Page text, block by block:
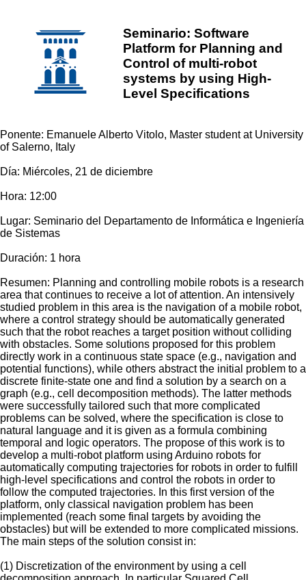
Seminario: Software
Platform for Planning and
Control of multi-robot
systems by using High-
Level Specifications
Ponente: Emanuele Alberto Vitolo, Master student at University
of Salerno, Italy
Día: Miércoles, 21 de diciembre
Hora: 12:00
Lugar: Seminario del Departamento de Informática e Ingeniería
de Sistemas
Duración: 1 hora
Resumen: Planning and controlling mobile robots is a research
area that continues to receive a lot of attention. An intensively
studied problem in this area is the navigation of a mobile robot,
where a control strategy should be automatically generated
such that the robot reaches a target position without colliding
with obstacles. Some solutions proposed for this problem
directly work in a continuous state space (e.g., navigation and
potential functions), while others abstract the initial problem to a
discrete finite-state one and find a solution by a search on a
graph (e.g., cell decomposition methods). The latter methods
were successfully tailored such that more complicated
problems can be solved, where the specification is close to
natural language and it is given as a formula combining
temporal and logic operators. The propose of this work is to
develop a multi-robot platform using Arduino robots for
automatically computing trajectories for robots in order to fulfill
high-level specifications and control the robots in order to
follow the computed trajectories. In this first version of the
platform, only classical navigation problem has been
implemented (reach some final targets by avoiding the
obstacles) but will be extended to more complicated missions.
The main steps of the solution consist in:
(1) Discretization of the environment by using a cell